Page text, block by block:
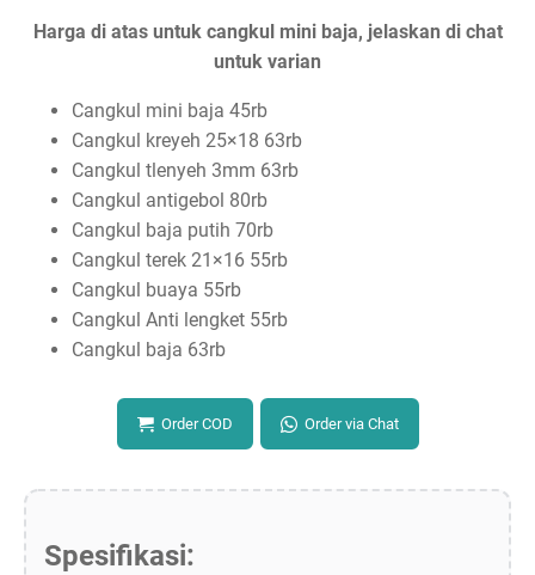
Harga di atas untuk cangkul mini baja, jelaskan di chat
untuk varian
Cangkul mini baja 45rb
Cangkul kreyeh 25×18 63rb
Cangkul tlenyeh 3mm 63rb
Cangkul antigebol 80rb
Cangkul baja putih 70rb
Cangkul terek 21×16 55rb
Cangkul buaya 55rb
Cangkul Anti lengket 55rb
Cangkul baja 63rb
Order COD Order via Chat
Spesifikasi: